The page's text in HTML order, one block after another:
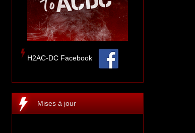
H2AC-DC Facebook
Mises à jour